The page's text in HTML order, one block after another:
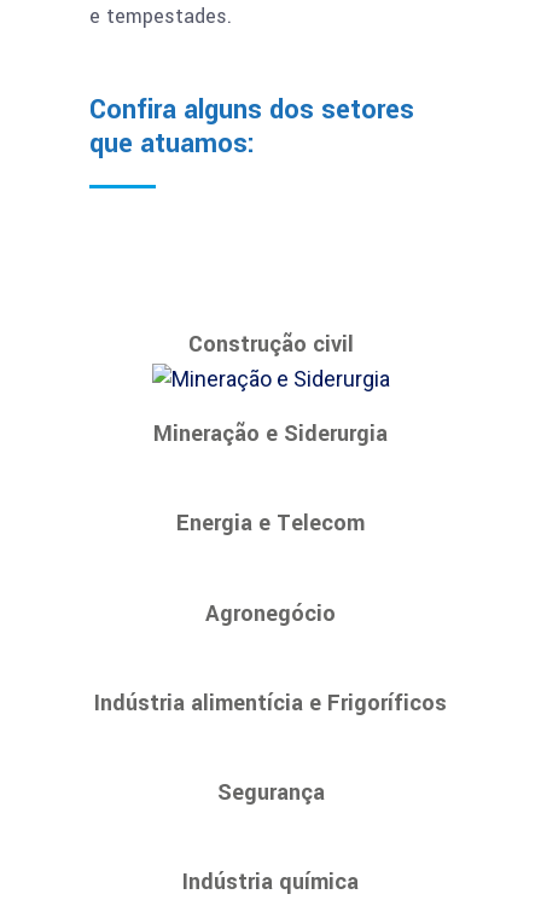
e tempestades.
Confira alguns dos setores
que atuamos:
Construção civil
Mineração e Siderurgia
Energia e Telecom
Agronegócio
Indústria alimentícia e Frigoríficos
Segurança
Indústria química